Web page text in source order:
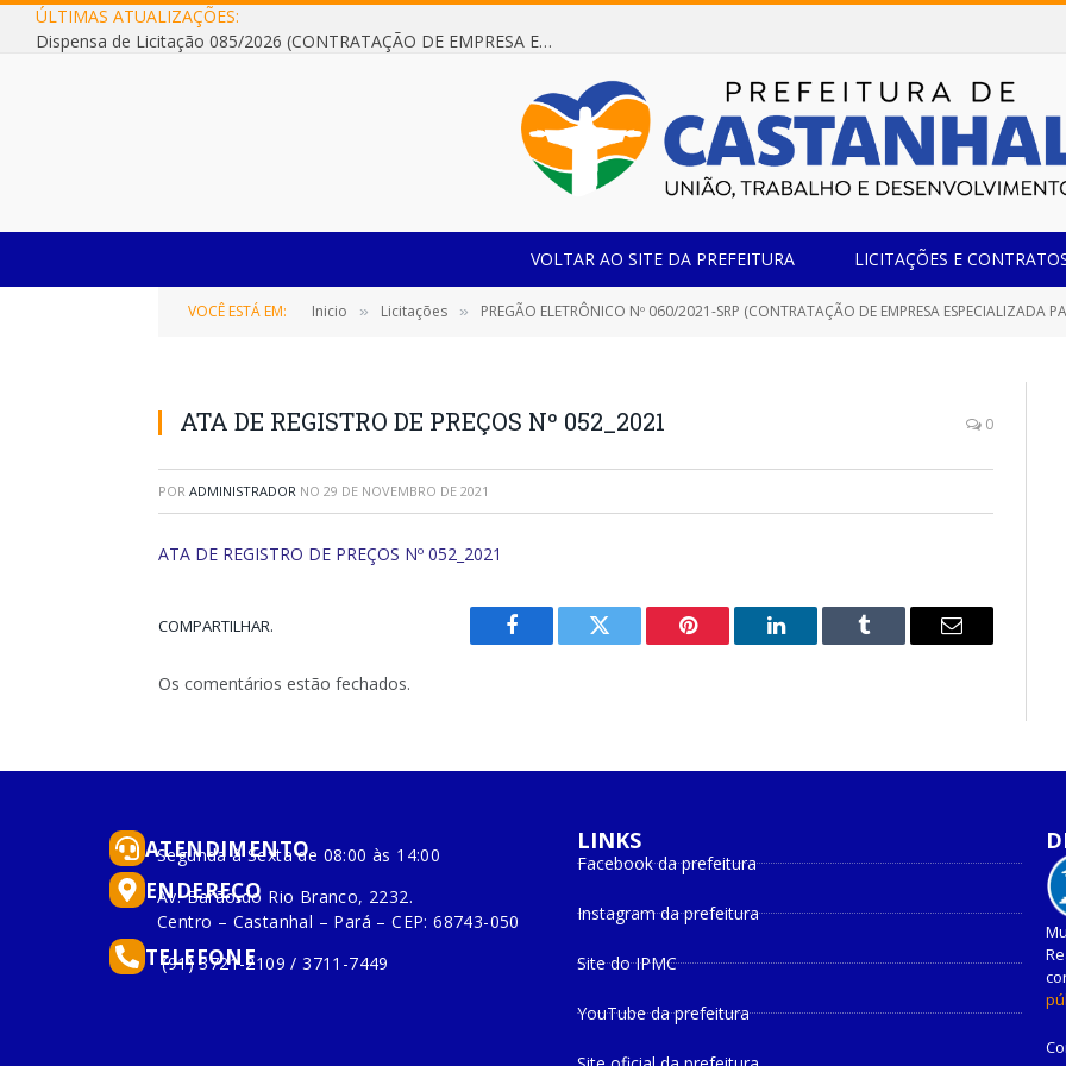
ÚLTIMAS ATUALIZAÇÕES:
Dispensa de Licitação 085/2026 (CONTRATAÇÃO DE EMPRESA ESPECIALIZADA NA FABRICAÇÃO DE MÓVEIS SOB MEDIDA COM ESTRUTURA METÁLICA EM METALON PARA ATENDIMENTO DAS NECESSIDADES DA SALA SIMOV DA EMEF MADRE MARIA VIGANÓ)
VOLTAR AO SITE DA PREFEITURA LICITAÇÕES E
VOCÊ ESTÁ EM: Inicio » Licitações » PREGÃO ELETRÔNICO Nº 060/2021-SRP (CONTRATAÇÃO DE EMPRESA ESPECIALIZADA
ATA DE REGISTRO DE PREÇOS Nº 052_2021 0
POR ADMINISTRADOR NO 29 DE NOVEMBRO DE 2021
ATA DE REGISTRO DE PREÇOS Nº 052_2021
COMPARTILHAR.
Facebook Twitter Pinterest
O
Tumblr
E-
Os comentários estão fechados.
ATENDIMENTO
Segunda à Sexta de 08:00 às 14:00
ENDEREÇO
Av. Barão do Rio Branco, 2232.
Centro – Castanhal – Pará – CEP: 68743-050
TELEFONE
(91) 3721-2109 / 3711-7449
LINKS
Facebook da prefeitura
Instagram da prefeitura
Site do IPMC
YouTube da prefeitura